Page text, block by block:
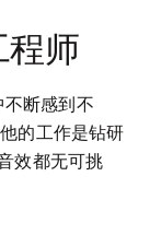
师
断感到不
的工作是钻研
效都无可挑